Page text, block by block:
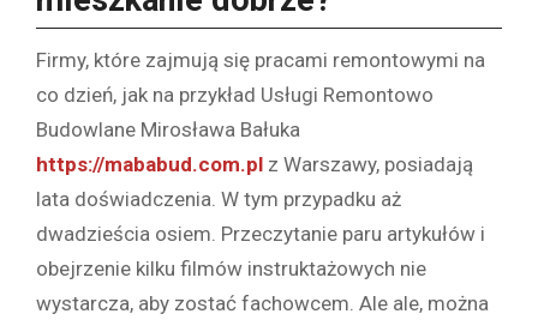
Firmy, które zajmują się pracami remontowymi na
co dzień, jak na przykład Usługi Remontowo
Budowlane Mirosława Bałuka
https://mababud.com.pl z Warszawy, posiadają
lata doświadczenia. W tym przypadku aż
dwadzieścia osiem. Przeczytanie paru artykułów i
obejrzenie kilku filmów instruktażowych nie
wystarcza, aby zostać fachowcem. Ale ale, można